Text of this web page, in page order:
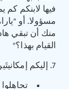
فيها لابنكم كم
مسؤولا. أو
منك أن تبقي
القيام بهذا؟”
7. إليكم إمكانيتَين لمواجهة نوبات الغضب: